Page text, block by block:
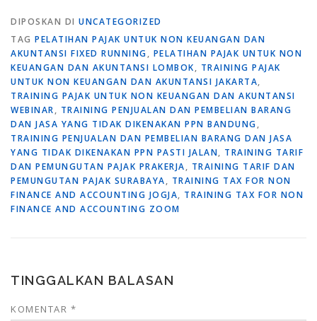
DIPOSKAN DI UNCATEGORIZED
TAG PELATIHAN PAJAK UNTUK NON KEUANGAN DAN
AKUNTANSI FIXED RUNNING, PELATIHAN PAJAK UNTUK NON
KEUANGAN DAN AKUNTANSI LOMBOK, TRAINING PAJAK
UNTUK NON KEUANGAN DAN AKUNTANSI JAKARTA,
TRAINING PAJAK UNTUK NON KEUANGAN DAN AKUNTANSI
WEBINAR, TRAINING PENJUALAN DAN PEMBELIAN BARANG
DAN JASA YANG TIDAK DIKENAKAN PPN BANDUNG,
TRAINING PENJUALAN DAN PEMBELIAN BARANG DAN JASA
YANG TIDAK DIKENAKAN PPN PASTI JALAN, TRAINING TARIF
DAN PEMUNGUTAN PAJAK PRAKERJA, TRAINING TARIF DAN
PEMUNGUTAN PAJAK SURABAYA, TRAINING TAX FOR NON
FINANCE AND ACCOUNTING JOGJA, TRAINING TAX FOR NON
FINANCE AND ACCOUNTING ZOOM
TINGGALKAN BALASAN
KOMENTAR *